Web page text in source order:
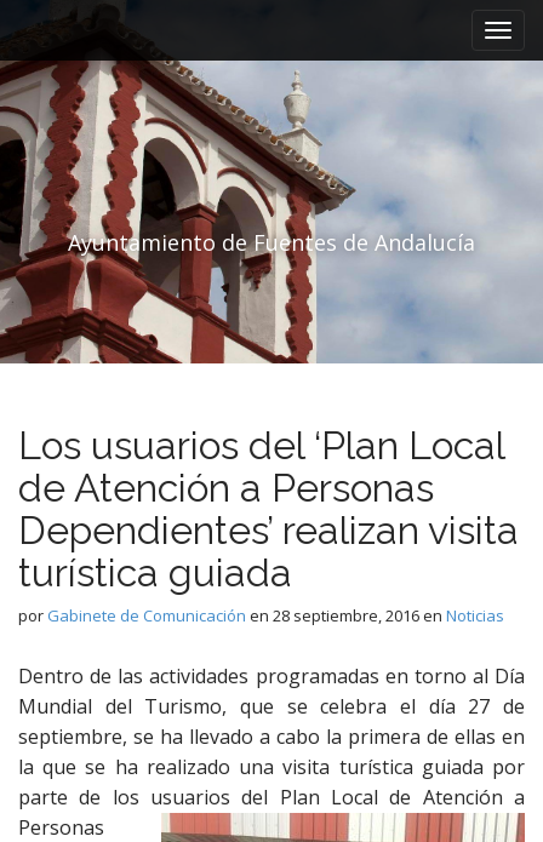
Menú principal
Saltar al contenido
Ayuntamiento de Fuentes de Andalucía
Los usuarios del ‘Plan Local
de Atención a Personas
Dependientes’ realizan visita
turística guiada
por Gabinete de Comunicación en 28 septiembre, 2016en Noticias
Dentro de las actividades programadas en torno al Día
Mundial del Turismo, que se celebra el día 27 de
septiembre, se ha llevado a cabo la primera de ellas en
la que se ha realizado una visita turística guiada por
parte de los usuarios del Plan Local de Atención a
Personas